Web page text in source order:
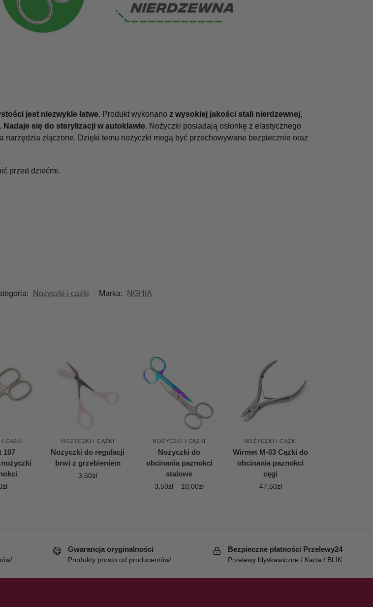
jest niezwykle łatwe. Produkt wykonano z wysokiej jakości stali nierdzewnej,
Nadaje się do sterylizacji w autoklawie. Nożyczki posiadają osłonkę z elastycznego
złączone. Dzięki temu nożyczki mogą być przechowywane bezpiecznie oraz
przed dziećmi.
Nożyczki i cążki Marka: NGHIA
I CĄŻKI
107
zł
NOŻYCZKI I CĄŻKI
Nożyczki do regulacji
brwi z grzebieniem
3,50zł
NOŻYCZKI I CĄŻKI
Nożyczki do
obcinania paznokci
stalowe
3,50zł – 10,00zł
NOŻYCZKI I CĄŻKI
Wirmet M-03 Cążki do
obcinania paznokci
cęgi
47,50zł
Gwarancja oryginalności
Produkty prosto od producentów!
Bezpieczne płatności Przelewy24
Przelewy błyskawiczne / Karta / BLIK